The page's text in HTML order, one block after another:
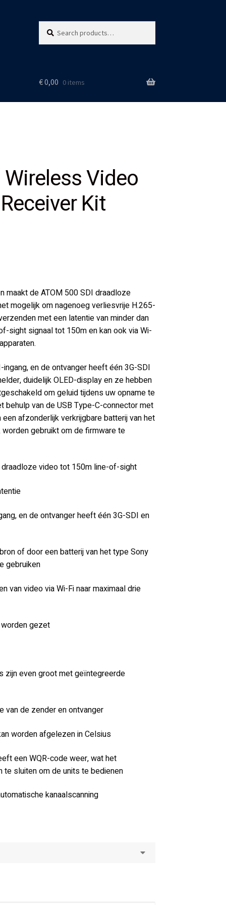
for:
€0,00 0 items
Video
Kit
maakt de ATOM 500 SDI draadloze
mogelijk om nagenoeg verliesvrije H.265-
met een latentie van minder dan
sight signaal tot 150m en kan ook via Wi-
en de ontvanger heeft één 3G-SDI
duidelijk OLED-display en ze hebben
om geluid tijdens uw opname te
van de USB Type-C-connector met
afzonderlijk verkrijgbare batterij van het
gebruikt om de firmware te
video tot 150m line-of-sight
en de ontvanger heeft één 3G-SDI en
of door een batterij van het type Sony
gebruiken
van video via Wi-Fi naar maximaal drie
gezet
zijn even groot met geïntegreerde
van de zender en ontvanger
worden afgelezen in Celsius
een WQR-code weer, wat het
sluiten om de units te bedienen
kanaalscanning